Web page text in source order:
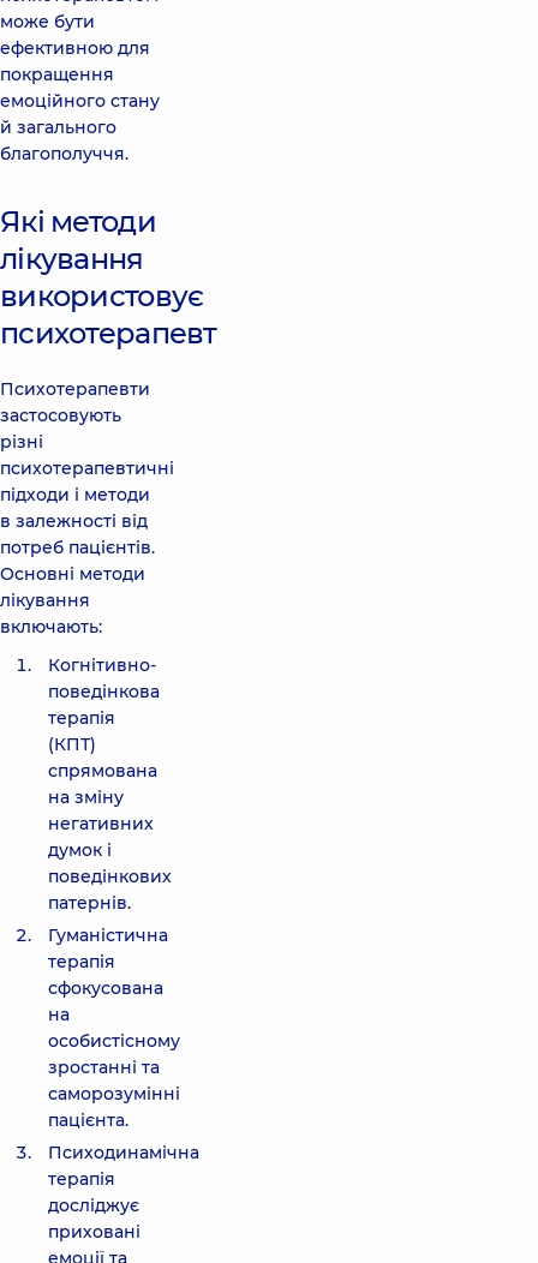
може бути
ефективною для
покращення
емоційного стану
й загального
благополуччя.
Які методи
лікування
використовує
психотерапевт
Психотерапевти
застосовують
різні
психотерапевтичні
підходи і методи
в залежності від
потреб пацієнтів.
Основні методи
лікування
включають:
Когнітивно-
поведінкова
терапія
(КПТ)
спрямована
на зміну
негативних
думок і
поведінкових
патернів.
Гуманістична
терапія
сфокусована
на
особистісному
зростанні та
саморозумінні
пацієнта.
Психодинамічна
терапія
досліджує
приховані
емоції та